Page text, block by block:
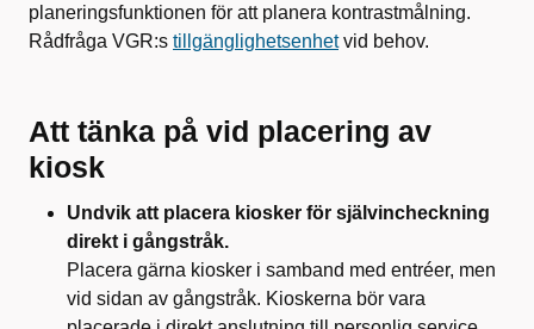
planeringsfunktionen för att planera kontrastmålning.
Rådfråga VGR:s tillgänglighetsenhetvid behov.
Att tänka på vid placering av
kiosk
Undvik att placera kiosker för självincheckning
direkt i gångstråk.
Placera gärna kiosker i samband med entréer, men
vid sidan av gångstråk. Kioskerna bör vara